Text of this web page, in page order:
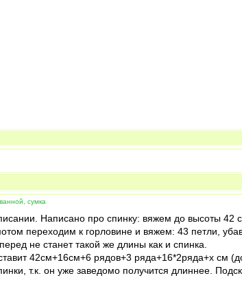
сумка
Написано про спинку: вяжем до высоты 42
переходим к горловине и вяжем: 43 петли,
не станет такой же длины как и спинка.
42см+16см+6 рядов+3 ряда+16*2ряда+х см
т.к. он уже заведомо получится длиннее.